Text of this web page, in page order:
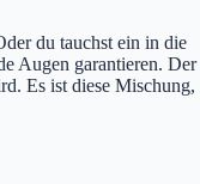
du tauchst ein in die
Augen garantieren. Der
Es ist diese Mischung,